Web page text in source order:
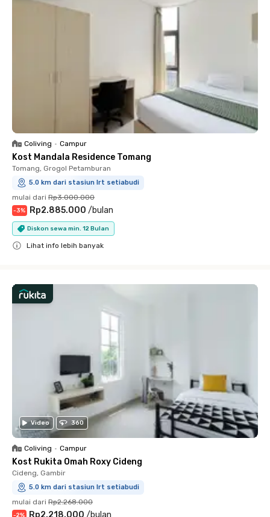
Coliving • Campur
Kost Mandala Residence Tomang
Tomang, Grogol Petamburan
5.0 km dari stasiun lrt setiabudi
mulai dari Rp3.000.000
-3% Rp2.885.000 /bulan
Diskon sewa min. 12 Bulan
Lihat info lebih banyak
Video 360
Coliving • Campur
Kost Rukita Omah Roxy Cideng
Cideng, Gambir
5.0 km dari stasiun lrt setiabudi
mulai dari Rp2.268.000
-2% Rp2.218.000 /bulan